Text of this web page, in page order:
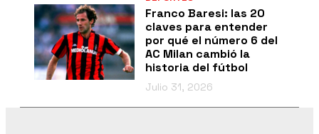
Franco Baresi: las 20
claves para entender
por qué el número 6 del
AC Milan cambió la
historia del fútbol
Julio 31, 2026